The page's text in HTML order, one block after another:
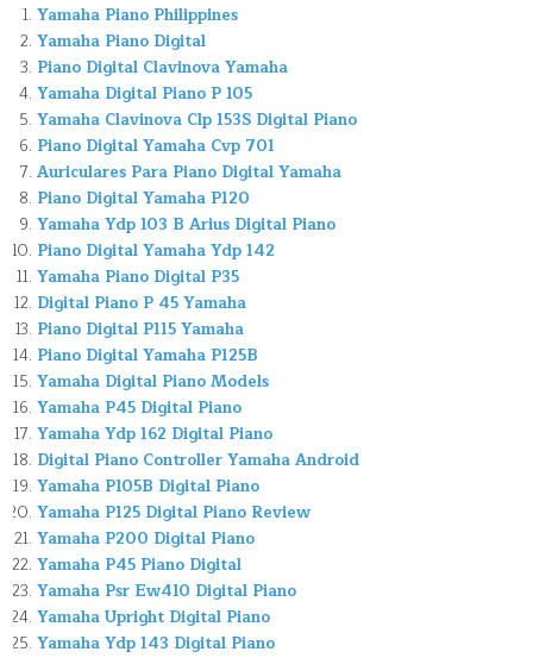
Yamaha Piano Philippines
Yamaha Piano Digital
Piano Digital Clavinova Yamaha
Yamaha Digital Piano P 105
Yamaha Clavinova Clp 153S Digital Piano
Piano Digital Yamaha Cvp 701
Auriculares Para Piano Digital Yamaha
Piano Digital Yamaha P120
Yamaha Ydp 103 B Arius Digital Piano
Piano Digital Yamaha Ydp 142
Yamaha Piano Digital P35
Digital Piano P 45 Yamaha
Piano Digital P115 Yamaha
Piano Digital Yamaha P125B
Yamaha Digital Piano Models
Yamaha P45 Digital Piano
Yamaha Ydp 162 Digital Piano
Digital Piano Controller Yamaha Android
Yamaha P105B Digital Piano
Yamaha P125 Digital Piano Review
Yamaha P200 Digital Piano
Yamaha P45 Piano Digital
Yamaha Psr Ew410 Digital Piano
Yamaha Upright Digital Piano
Yamaha Ydp 143 Digital Piano